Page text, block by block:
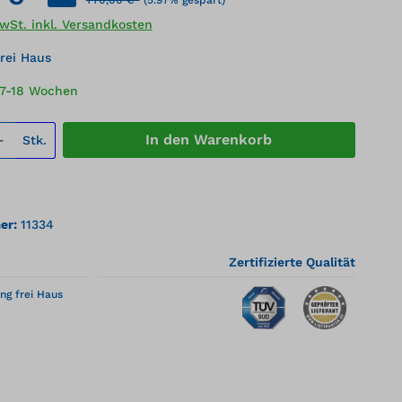
inkl. Versandkosten
Haus
18 Wochen
Anzahl: Gib den gewünschten Wert
Stk. In den Warenkorb
11334
frei Haus
Zertifizierte Qualität